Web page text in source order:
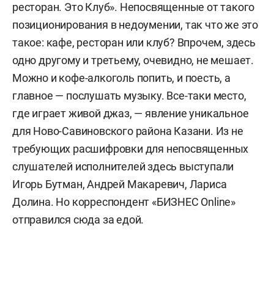
ресторан. Это Клуб». Непосвященные от такого
позиционирования в недоумении, так что же это
такое: кафе, ресторан или клуб? Впрочем, здесь
одно другому и третьему, очевидно, не мешает.
Можно и кофе-алкоголь попить, и поесть, а
главное — послушать музыку. Все-таки место,
где играет живой джаз, — явление уникальное
для Ново-Савиновского района Казани. Из не
требующих расшифровки для непосвященных
слушателей исполнителей здесь выступали
Игорь Бутман, Андрей Макаревич, Лариса
Долина. Но корреспондент «БИЗНЕС Online»
отправился сюда за едой.